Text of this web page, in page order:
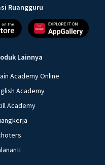
Ruangguru
Lainnya
Academy Online
Academy
Academy